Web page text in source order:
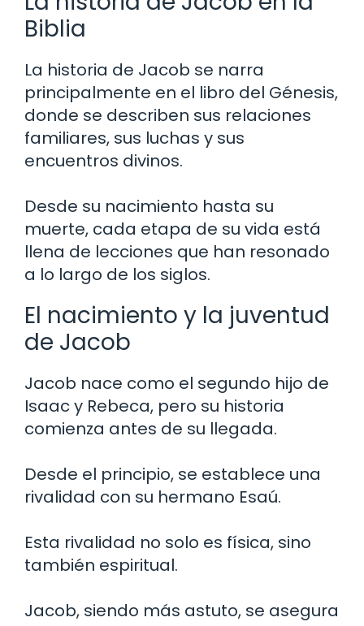
Biblia
La historia de Jacob se narra
principalmente en el libro del Génesis,
donde se describen sus relaciones
familiares, sus luchas y sus
encuentros divinos.
Desde su nacimiento hasta su
muerte, cada etapa de su vida está
llena de lecciones que han resonado
a lo largo de los siglos.
El nacimiento y la juventud
de Jacob
Jacob nace como el segundo hijo de
Isaac y Rebeca, pero su historia
comienza antes de su llegada.
Desde el principio, se establece una
rivalidad con su hermano Esaú.
Esta rivalidad no solo es física, sino
también espiritual.
Jacob, siendo más astuto, se asegura